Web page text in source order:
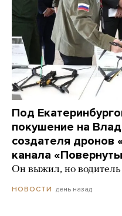
Под
покушение на
создателя дронов
канала
Он выжил, но водитель
НОВОСТИ день назад